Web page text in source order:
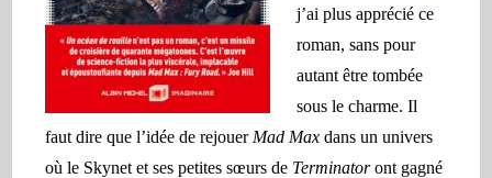
j’ai plus apprécié ce
roman, sans pour
autant être tombée
sous le charme. Il
faut dire que l’idée de rejouer Mad Max dans un univers
où le Skynet et ses petites sœurs de Terminator ont gagné